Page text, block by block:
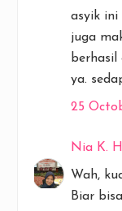
asyik ini
juga
ya.
25
Nia K.
Wah,
Biar